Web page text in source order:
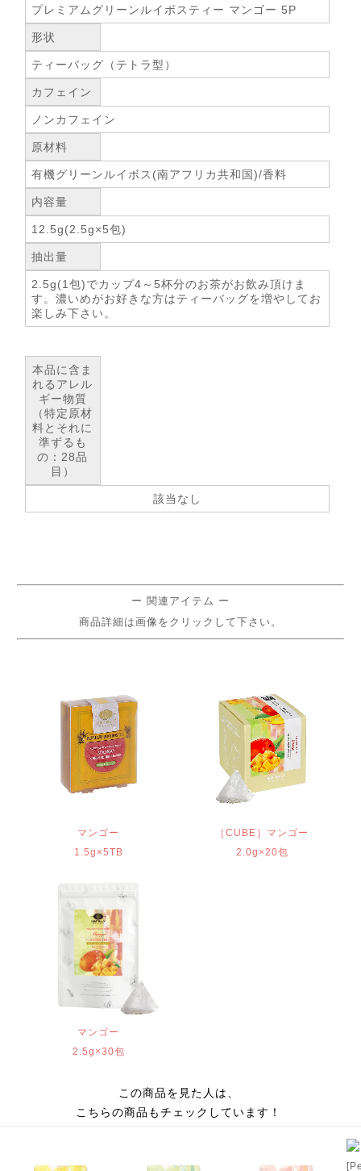
プレミアムグリーンルイボスティー マンゴー 5P
形状
ティーバッグ（テトラ型）
カフェイン
ノンカフェイン
原材料
有機グリーンルイボス(南アフリカ共和国)/香料
内容量
12.5g(2.5g×5包)
抽出量
2.5g(1包)でカップ4～5杯分のお茶がお飲み頂けま
す。濃いめがお好きな方はティーバッグを増やしてお
楽しみ下さい。
本品に含ま
れるアレル
ギー物質
（特定原材
料とそれに
準ずるも
の：28品
目）
該当なし
ー 関連アイテム ー
商品詳細は画像をクリックして下さい。
マンゴー
1.5g×5TB
［CUBE］マンゴー
2.0g×20包
マンゴー
2.5g×30包
この商品を見た人は、
こちらの商品もチェックしています！